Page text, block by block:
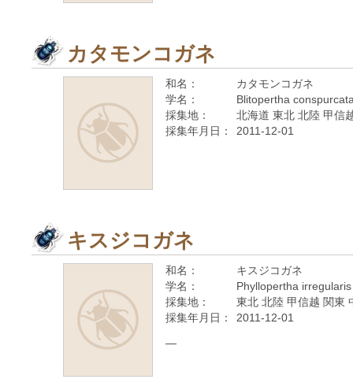
カタモンコガネ
和名：
カタモンコガネ
学名：
Blitopertha
採集地：
北海道 東北 北陸 甲信
採集年月日：
2011-12-01
キスジコガネ
和名：
キスジコガネ
学名：
Phyllopertha
採集地：
東北 北陸 甲信越 関東
採集年月日：
2011-12-01
—